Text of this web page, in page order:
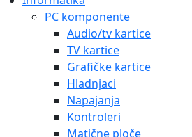
PC komponente
Audio/tv kartice
TV kartice
Grafičke kartice
Hladnjaci
Napajanja
Kontroleri
Matične ploče